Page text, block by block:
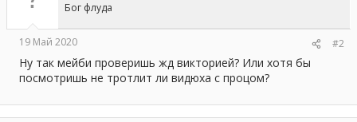
Бог флуда
19 Май 2020 #2
Ну так мейби проверишь жд викторией? Или хотя бы
посмотришь не тротлит ли видюха с процом?